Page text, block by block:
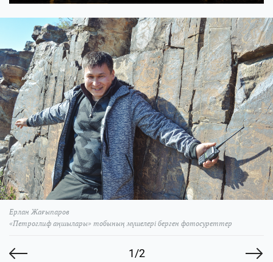
1/2
Ерлан Жағыпаров
«Петроглиф аңшылары» тобының мүшелері берген фотосуреттер